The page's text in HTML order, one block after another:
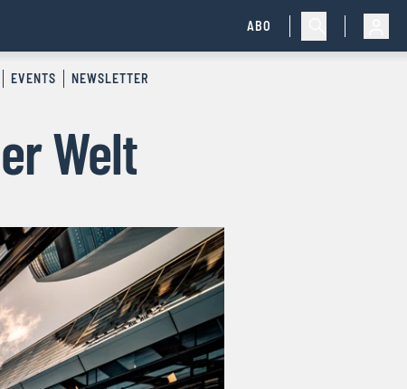
ABO
EVENTS NEWSLETTER
Welt